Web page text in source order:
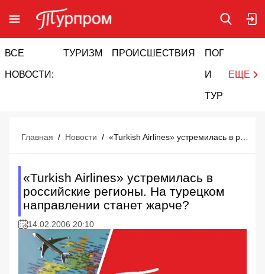
ВСЕ
НОВОСТИ:
ТУРИЗМ ПРОИСШЕСТВИЯ ПОГОДА
И
ТУРИЗМ
ЕЩЕ
Главная / Новости /
«Turkish Airlines» устремилась в
российские регионы. На турецком
направлении станет жарче?
14.02.2006 20:10